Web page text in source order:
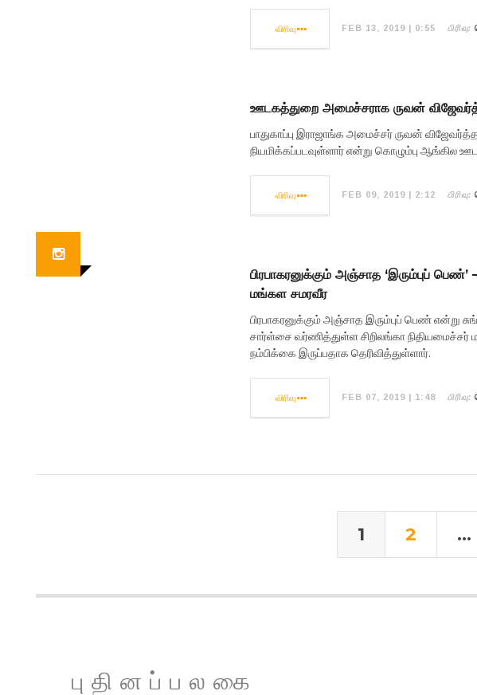
விரிவு FEB 13, 2019 | 0:55 பிரிவு:
ஊடகத்துறை அமைச்சராக ருவன்
பாதுகாப்பு இராஜாங்க அமைச்சர் ருவன்
நியமிக்கப்படவுள்ளார் என்று கொழும்பு
விரிவு FEB 09, 2019 | 2:12 பிரிவு:
பிரபாகரனுக்கும் அஞ்சாத ‘இரும்புப்
மங்கள சமரவீர
பிரபாகரனுக்கும் அஞ்சாத இரும்புப் பெண் என்று
சார்ள்சை வர்ணித்துள்ள சிறிலங்கா நிதியமைச்சர்
நம்பிக்கை இருப்பதாக தெரிவித்துள்ளார்.
விரிவு FEB 07, 2019 | 1:48 பிரிவு:
1 2 …
புதினப்பலகை